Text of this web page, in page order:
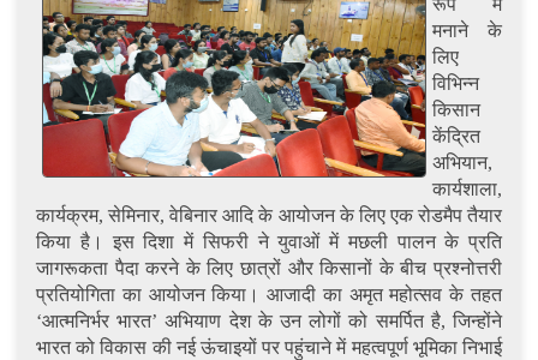
रूप में
मनाने के
लिए
विभिन्न
किसान
केंद्रित
अभियान,
कार्यशाला,
कार्यक्रम, सेमिनार, वेबिनार आदि के आयोजन के लिए एक रोडमैप तैयार
किया है। इस दिशा में सिफरी ने युवाओं में मछली पालन के प्रति
जागरूकता पैदा करने के लिए छात्रों और किसानों के बीच प्रश्नोत्तरी
प्रतियोगिता का आयोजन किया। आजादी का अमृत महोत्सव के तहत
‘आत्मनिर्भर भारत’ अभियाण देश के उन लोगों को समर्पित है, जिन्होंने
भारत को विकास की नई ऊंचाइयों पर पहुंचाने में महत्वपूर्ण भूमिका निभाई